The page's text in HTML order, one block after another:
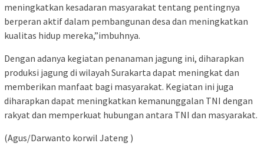
meningkatkan kesadaran masyarakat tentang pentingnya
berperan aktif dalam pembangunan desa dan meningkatkan
kualitas hidup mereka,”imbuhnya.
Dengan adanya kegiatan penanaman jagung ini, diharapkan
produksi jagung di wilayah Surakarta dapat meningkat dan
memberikan manfaat bagi masyarakat. Kegiatan ini juga
diharapkan dapat meningkatkan kemanunggalan TNI dengan
rakyat dan memperkuat hubungan antara TNI dan masyarakat.
(Agus/Darwanto korwil Jateng )